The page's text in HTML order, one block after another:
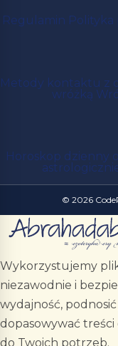
Regulamin Polityka
Metody kontaktu z
wróżką
Horoskop dzienny
© 2026
Wykorzystujemy pliki
niezawodnie i
wydajność,
dopasowywać
do Twoich potrzeb.